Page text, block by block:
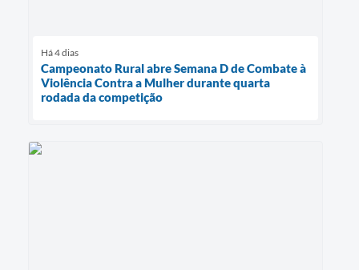
Há 4 dias
Campeonato Rural abre Semana D de Combate à
Violência Contra a Mulher durante quarta
rodada da competição